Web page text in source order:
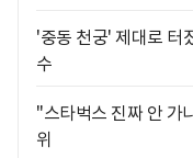
'중동 천궁' 제대로 터
수
"스타벅스 진짜 안 가
위